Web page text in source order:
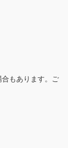
もあります。ご